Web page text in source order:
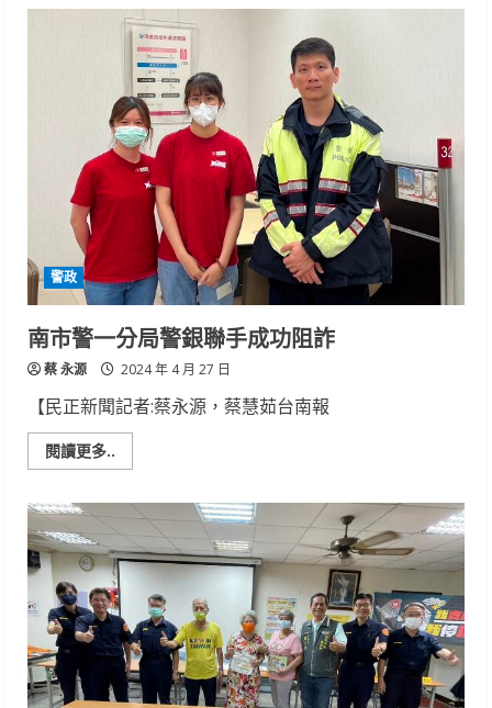
法
攜
運
動
科
技
前
進
VivaTech
2024
及
新
興
產
業
商
機
警政
南市警一分局警銀聯手成功阻詐
蔡 永源 2024 年 4 月 27 日
【民正新聞記者:蔡永源，蔡慧茹台南報
閱讀更多..
more
一
分
局
警
銀
聯
手
成
功
阻
詐